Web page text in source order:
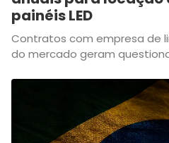
painéis LED
Contratos com empresa de
do mercado geram